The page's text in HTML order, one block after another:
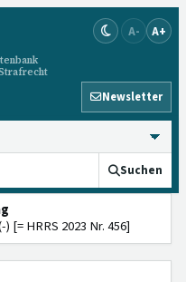
A- A+
Newsletter
Suchen
[= HRRS 2023 Nr. 456]